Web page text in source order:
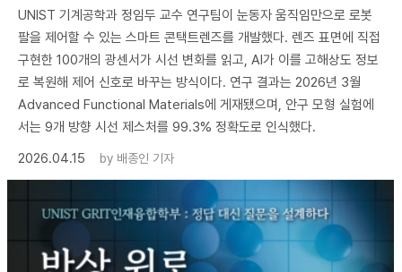
UNIST 기계공학과 정임두 교수 연구팀이 눈동자 움직임만으로 로봇
팔을 제어할 수 있는 스마트 콘택트렌즈를 개발했다. 렌즈 표면에 직접
구현한 100개의 광센서가 시선 변화를 읽고, AI가 이를 고해상도 정보
로 복원해 제어 신호로 바꾸는 방식이다. 연구 결과는 2026년 3월
Advanced Functional Materials에 게재됐으며, 안구 모형 실험에
서는 9개 방향 시선 제스처를 99.3% 정확도로 인식했다.
2026.04.15
by 배종인 기자